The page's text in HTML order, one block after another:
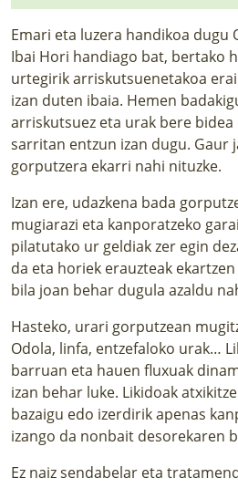
Emari eta luzera handikoa dugu
Ibai Hori handiago bat, bertako
urtegirik arriskutsuenetakoa
izan duten ibaia. Hemen
arriskutsuez eta urak bere
sarritan entzun izan dugu. Gaur
gorputzera ekarri nahi nituzke.
Izan ere, udazkena bada
mugiarazi eta kanporatzeko
pilatutako ur geldiak zer egin
da eta horiek erauzteak
bila joan behar dugula azaldu
Hasteko, urari gorputzean
Odola, linfa, entzefaloko urak…
barruan eta hauen fluxuak
izan behar luke. Likidoak
bazaigu edo izerdirik apenas
izango da nonbait desorekaren
Ez naiz sendabelar eta